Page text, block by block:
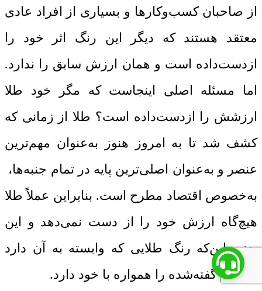
از صاحبان کسب‌وکارها و بسیاری از افراد عادی
معتقد هستند که دیگر این رنگ اثر خود را
ازدست‌داده است و همان ارزش سابق را ندارد.
اما مسئله اصلی اینجاست که مگر خود طلا
ارزشش را ازدست‌داده است؟ طلا از زمانی که
کشف شد تا به امروز هنوز به‌عنوان مهم‌ترین
عنصر و به‌عنوان اصلی‌ترین پایه در تمام جنبه‌ها،
به‌خصوص اقتصاد مطرح است. بنابراین عملاً طلا
هیچ‌گاه ارزش خود را از دست نمی‌دهد و این
یعنی این‌که رنگ طلایی که وابسته به آن دارد
مفاهیم گفته‌شده را همواره با خود دارد.